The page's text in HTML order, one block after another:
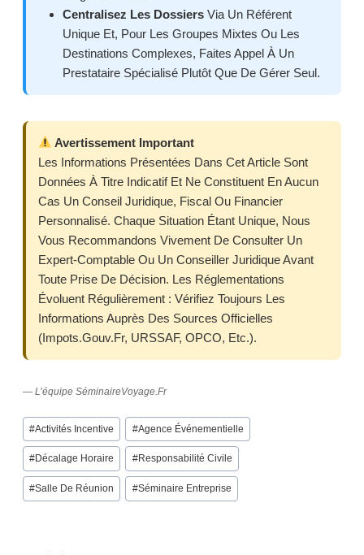
Centralisez Les Dossiers Via Un Référent
Unique Et, Pour Les Groupes Mixtes Ou Les
Destinations Complexes, Faites Appel À Un
Prestataire Spécialisé Plutôt Que De Gérer Seul.
Avertissement Important
Les Informations Présentées Dans Cet Article Sont
Données À Titre Indicatif Et Ne Constituent En Aucun
Cas Un Conseil Juridique, Fiscal Ou Financier
Personnalisé. Chaque Situation Étant Unique, Nous
Vous Recommandons Vivement De Consulter Un
Expert-Comptable Ou Un Conseiller Juridique Avant
Toute Prise De Décision. Les Réglementations
Évoluent Régulièrement : Vérifiez Toujours Les
Informations Auprès Des Sources Officielles
(impots.gouv.fr, URSSAF, OPCO, Etc.).
— L’équipe SéminaireVoyage.fr
Post
Tags:
#Activités Incentive #Agence Événementielle
#Décalage Horaire #Responsabilité Civile
#Salle De Réunion #Séminaire Entreprise